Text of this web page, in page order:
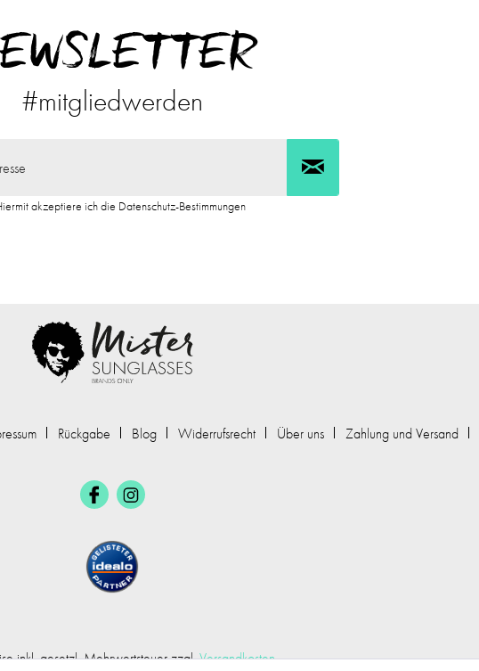
#mitgliedwerden
akzeptiere ich die Datenschutz-Bestimmungen
Rückgabe Blog Widerrufsrecht Über uns Zahlung und Versand
inkl. gesetzl. Mehrwertsteuer zzgl.Versandkosten.